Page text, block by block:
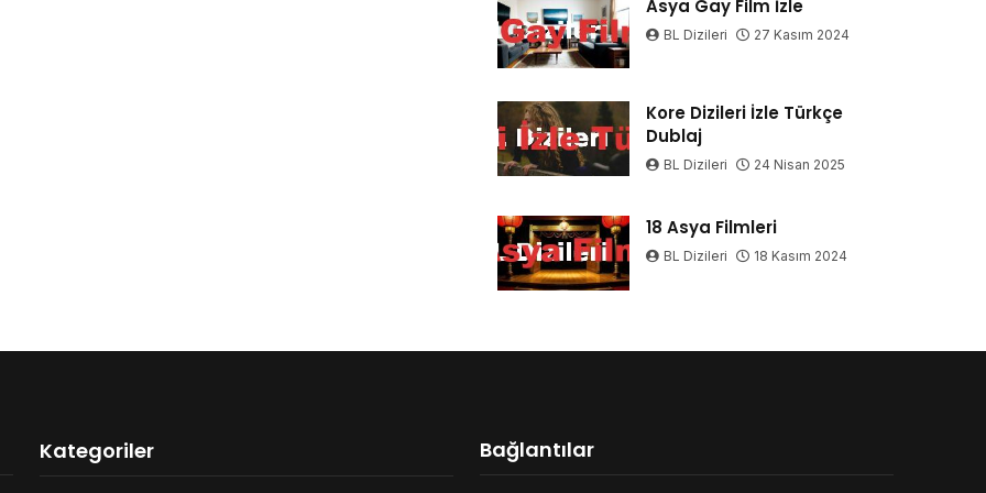
Asya Gay Film İzle
BL Dizileri 27 Kasım 2024
Kore Dizileri İzle Türkçe
Dublaj
BL Dizileri 24 Nisan 2025
18 Asya Filmleri
BL Dizileri 18 Kasım 2024
Kategoriler Bağlantılar